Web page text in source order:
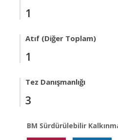
1
Atıf (Diğer Toplam)
1
Tez Danışmanlığı
3
BM Sürdürülebilir